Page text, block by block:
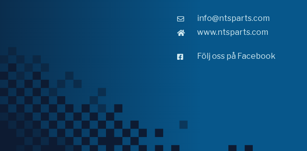
info@ntsparts.com
www.ntsparts.com
Följ oss på Facebook